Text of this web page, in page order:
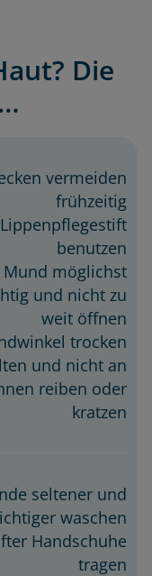
Die
vermeiden
frühzeitig
Lippenpflegestift
benutzen
Mund möglichst
und nicht zu
weit öffnen
trocken
und nicht an
reiben oder
kratzen
seltener und
waschen
Handschuhe
tragen